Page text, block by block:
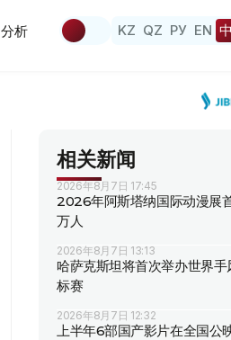
分析 KZ QZ РУ EN
相关新闻
2026年8月7日 17:45
2026年阿斯塔纳国际动漫展
万人
2026年8月7日 13:13
哈萨克斯坦将首次举办世界
标赛
2026年8月7日 12:32
上半年6部国产影片在全国公